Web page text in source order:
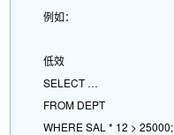
例如：
低效
SELECT …
FROM DEPT
WHERE SAL * 12 > 25000;